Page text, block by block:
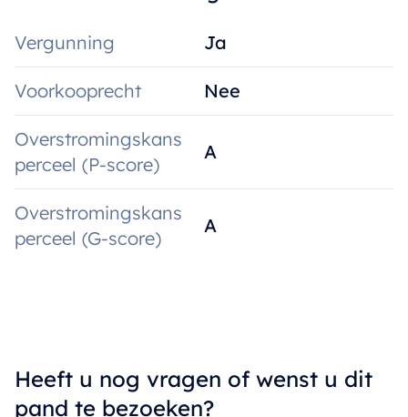
Vergunning Ja
Voorkooprecht Nee
Overstromingskans
perceel (P-score)
A
Overstromingskans
perceel (G-score)
A
Heeft u nog vragen of wenst u dit
pand te bezoeken?